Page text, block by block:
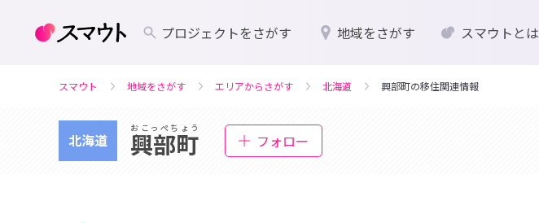
プロジェクトをさがす 地域をさがす スマウトとは
スマウト 地域をさがす エリアからさがす 北海道 興部町の移住関連情報
北海道
おこっぺちょう
興部町 フォロー